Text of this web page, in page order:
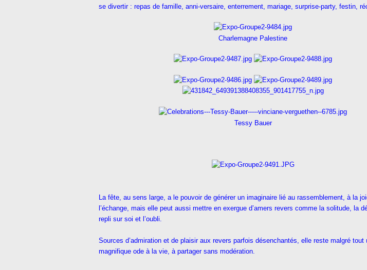
se divertir : repas de famille, anni-versaire, enterrement, mariage, surprise-party, festin,
Charlemagne Palestine
Tessy Bauer
La fête, au sens large, a le pouvoir de générer un imaginaire lié au rassemblement, à la
l’échange, mais elle peut aussi mettre en exergue d’amers revers comme la solitude, la
repli sur soi et l’oubli.
Sources d’admiration et de plaisir aux revers parfois désenchantés, elle reste malgré tout
magnifique ode à la vie, à partager sans modération.